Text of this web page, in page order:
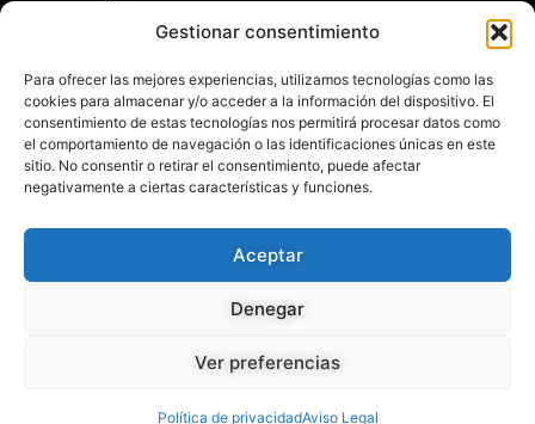
Gestionar consentimiento
Para ofrecer las mejores experiencias, utilizamos tecnologías como las
cookies para almacenar y/o acceder a la información del dispositivo. El
consentimiento de estas tecnologías nos permitirá procesar datos como
el comportamiento de navegación o las identificaciones únicas en este
sitio. No consentir o retirar el consentimiento, puede afectar
negativamente a ciertas características y funciones.
Aceptar
Denegar
Ver preferencias
Política de privacidadAviso Legal
Agenda
Blog
Contacto
Política de Privacidad
Posicionamiento Web